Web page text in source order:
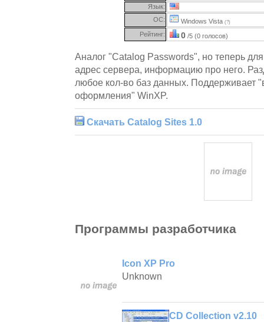
Язык:
ОС:
Windows Vista (?)
Рейтинг: 0 /5 (0 голосов)
Аналог "Catalog Passwords", но теперь
адрес сервера, информацию про него.
любое кол-во баз данных. Поддерживает
оформления" WinXP.
Скачать Catalog Sites 1.0
Программы разработчика
Icon XP Pro
Unknown
CD Collection v2.10